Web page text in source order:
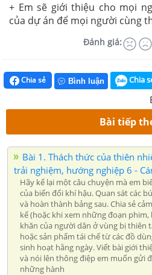
+ Em sẽ giới thiệu cho mọi
của dự án để mọi người cùng
Đánh giá:
Chia sẻ Bình luận Chia
Bài tiếp
Bài 1. Thách thức của thiên
trải nghiệm, hướng nghiệp 6 -
Hãy kể lại một câu chuyện mà em
của biến đổi khí hậu. Quan sát các
và hoàn thành bảng sau. Chia sẻ
kể (hoặc khi xem những đoạn phim,
khăn của người dân ở vùng bị thiên
hoặc sản phẩm tái chế từ các đồ
sinh hoạt hằng ngày. Viết bài giới
và nói lên thông điệp em muốn gửi
những hành